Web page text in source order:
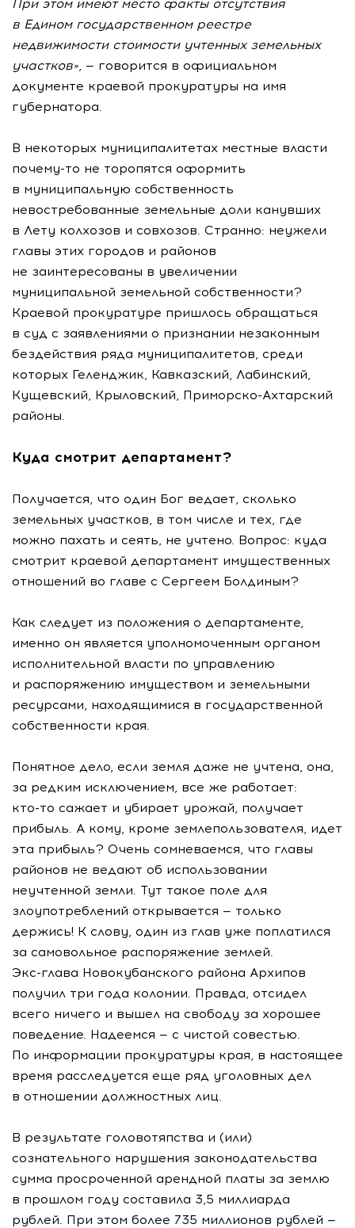
При этом имеют место факты отсутствия
в Едином государственном реестре
недвижимости стоимости учтенных земельных
участков», — говорится в официальном
документе краевой прокуратуры на имя
губернатора.
В некоторых муниципалитетах местные власти
почему-то не торопятся оформить
в муниципальную собственность
невостребованные земельные доли канувших
в Лету колхозов и совхозов. Странно: неужели
главы этих городов и районов
не заинтересованы в увеличении
муниципальной земельной собственности?
Краевой прокуратуре пришлось обращаться
в суд с заявлениями о признании незаконным
бездействия ряда муниципалитетов, среди
которых Геленджик, Кавказский, Лабинский,
Кущевский, Крыловский, Приморско-Ахтарский
районы.
Куда смотрит департамент?
Получается, что один Бог ведает, сколько
земельных участков, в том числе и тех, где
можно пахать и сеять, не учтено. Вопрос: куда
смотрит краевой департамент имущественных
отношений во главе с Сергеем Болдиным?
Как следует из положения о департаменте,
именно он является уполномоченным органом
исполнительной власти по управлению
и распоряжению имуществом и земельными
ресурсами, находящимися в государственной
собственности края.
Понятное дело, если земля даже не учтена, она,
за редким исключением, все же работает:
кто-то сажает и убирает урожай, получает
прибыль. А кому, кроме землепользователя, идет
эта прибыль? Очень сомневаемся, что главы
районов не ведают об использовании
неучтенной земли. Тут такое поле для
злоупотреблений открывается — только
держись! К слову, один из глав уже поплатился
за самовольное распоряжение землей.
Экс-глава Новокубанского района Архипов
получил три года колонии. Правда, отсидел
всего ничего и вышел на свободу за хорошее
поведение. Надеемся — с чистой совестью.
По информации прокуратуры края, в настоящее
время расследуется еще ряд уголовных дел
в отношении должностных лиц.
В результате головотяпства и (или)
сознательного нарушения законодательства
сумма просроченной арендной платы за землю
в прошлом году составила 3,5 миллиарда
рублей. При этом более 735 миллионов рублей —